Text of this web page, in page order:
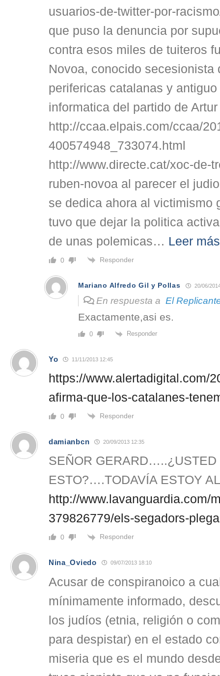
usuarios-de-twitter-por-
que puso la denuncia por
contra esos miles de tuiteros
Novoa, conocido secesionista
perifericas catalanas y
informatica del partido de
http://ccaa.elpais.com/ccaa/
400574948_733074.html
http://www.directe.cat/xoc-de-
ruben-novoa al parecer el
se dedica ahora al victimismo
tuvo que dejar la politica
de unas polemicas… Leer
0 Responder
Mariano Alfredo Gil y Pollas 20/06/
En respuesta a El
Exactamente,asi es.
0 Responder
Yo 11/11/2013 12:45
https://www.alertadigital.com/
afirma-que-los-catalanes-
0 Responder
damianbcn 20/09/2013 12:35
SEÑOR GERARD…..¿USTED
ESTO?….TODAVÍA ESTOY
http://www.lavanguardia.com/
379826779/els-segadors-
0 Responder
Nina_Oviedo 09/07/2013 18:10
Acusar de conspiranoico a
mínimamente informado,
los judíos (etnia, religión o
para despistar) en el estado
miseria que es el mundo